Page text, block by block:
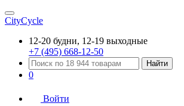
CityCycle
12-20 будни, 12-19 выходные
+7 (495) 668-12-50
Найти
0
Войти